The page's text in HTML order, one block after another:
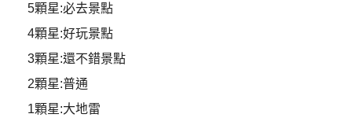
5顆星:必去景點
4顆星:好玩景點
3顆星:還不錯景點
2顆星:普通
1顆星:大地雷